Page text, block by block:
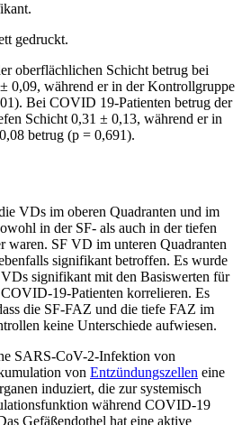
gedruckt.
oberflächlichen Schicht betrug bei
0,09, während er in der Kontrollgruppe
Bei COVID 19-Patienten betrug der
Schicht 0,31 ± 0,13, während er in
betrug (p = 0,691).
VDs im oberen Quadranten und im
in der SF- als auch in der tiefen
waren. SF VD im unteren Quadranten
signifikant betroffen. Es wurde
VDs signifikant mit den Basiswerten für
19-Patienten korrelieren. Es
die SF-FAZ und die tiefe FAZ im
keine Unterschiede aufwiesen.
SARS-CoV-2-Infektion von
von Entzündungszellen eine
induziert, die zur systemisch
während COVID-19
Gefäßendothel hat eine aktive